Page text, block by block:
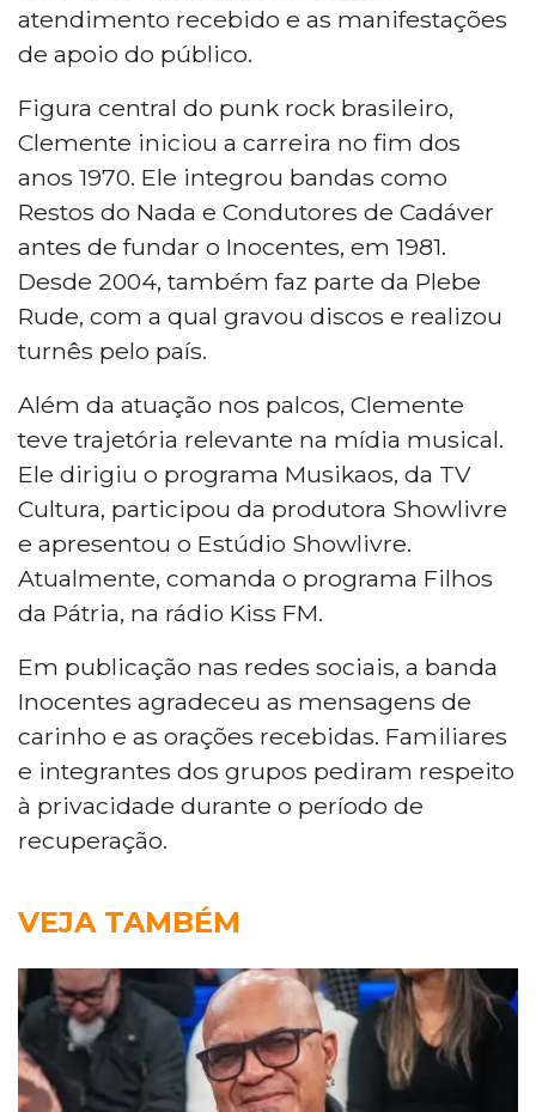
atendimento recebido e as manifestações
de apoio do público.
Figura central do punk rock brasileiro,
Clemente iniciou a carreira no fim dos
anos 1970. Ele integrou bandas como
Restos do Nada e Condutores de Cadáver
antes de fundar o Inocentes, em 1981.
Desde 2004, também faz parte da Plebe
Rude, com a qual gravou discos e realizou
turnês pelo país.
Além da atuação nos palcos, Clemente
teve trajetória relevante na mídia musical.
Ele dirigiu o programa Musikaos, da TV
Cultura, participou da produtora Showlivre
e apresentou o Estúdio Showlivre.
Atualmente, comanda o programa Filhos
da Pátria, na rádio Kiss FM.
Em publicação nas redes sociais, a banda
Inocentes agradeceu as mensagens de
carinho e as orações recebidas. Familiares
e integrantes dos grupos pediram respeito
à privacidade durante o período de
recuperação.
VEJA TAMBÉM